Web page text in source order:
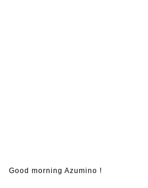
Good morning Azumino !